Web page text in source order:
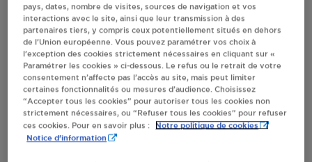
AFFICHER LE TÉLÉPHONE
RECEVOIR LES COORDONNÉES DU REVENDEUR
En cliquant sur « S’y rendre », j’autorise le traitement
d’informations (dont mon adresse IP) et leur transfert hors UE
par Google Maps afin d’afficher la carte.
En savoir plus
pays, dates, nombre de visites, sources de navigation et vos
interactions avec le site, ainsi que leur transmission à des
partenaires tiers, y compris ceux potentiellement situés en dehors
de l’Union européenne. Vous pouvez paramétrer vos choix à
l’exception des cookies strictement nécessaires en cliquant sur «
Paramétrer les cookies » ci-dessous. Le refus ou le retrait de votre
consentement n’affecte pas l’accès au site, mais peut limiter
certaines fonctionnalités ou mesures d’audience. Choisissez
“Accepter tous les cookies” pour autoriser tous les cookies non
strictement nécessaires, ou “Refuser tous les cookies” pour refuser
ces cookies. Pour en savoir plus :
Notre politique de cookies
Notice d'information